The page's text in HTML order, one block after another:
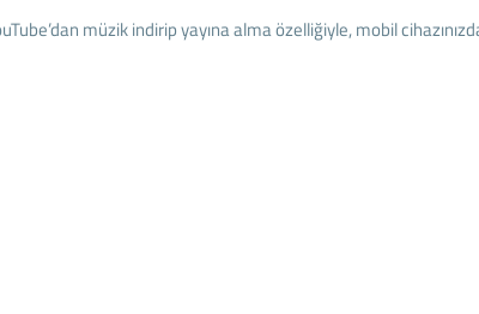
müzik indirip yayına alma özelliğiyle, mobil